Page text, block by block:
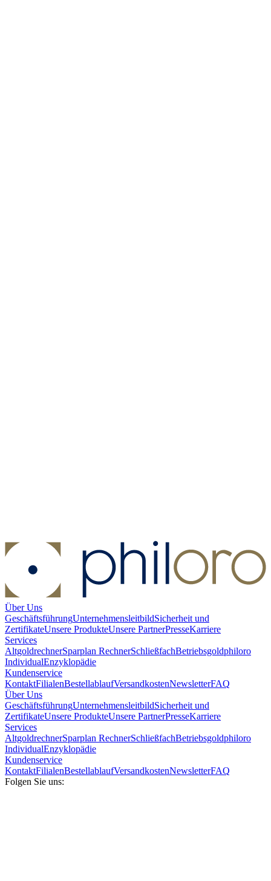
Über Uns
GeschäftsführungUnternehmensleitbildSicherheit und
ZertifikateUnsere ProdukteUnsere PartnerPresseKarriere
Services
AltgoldrechnerSparplan RechnerSchließfachBetriebsgoldphiloro
IndividualEnzyklopädie
Kundenservice
KontaktFilialenBestellablaufVersandkostenNewsletterFAQ
Über Uns
GeschäftsführungUnternehmensleitbildSicherheit und
ZertifikateUnsere ProdukteUnsere PartnerPresseKarriere
Services
AltgoldrechnerSparplan RechnerSchließfachBetriebsgoldphiloro
IndividualEnzyklopädie
Kundenservice
KontaktFilialenBestellablaufVersandkostenNewsletterFAQ
Folgen Sie uns: